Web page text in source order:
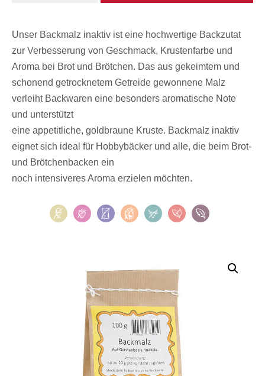
Unser Backmalz inaktiv ist eine hochwertige Backzutat
zur Verbesserung von Geschmack, Krustenfarbe und
Aroma bei Brot und Brötchen. Das aus gekeimtem und
schonend getrocknetem Getreide gewonnene Malz
verleiht Backwaren eine besonders aromatische Note
und unterstützt
eine appetitliche, goldbraune Kruste. Backmalz inaktiv
eignet sich ideal für Hobbybäcker und alle, die beim Brot-
und Brötchenbacken ein
noch intensiveres Aroma erzielen möchten.